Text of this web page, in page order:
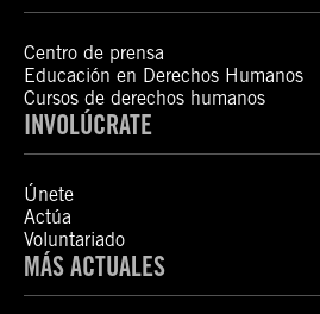
Centro de prensa
Educación en Derechos Humanos
Cursos de derechos humanos
INVOLÚCRATE
Únete
Actúa
Voluntariado
MÁS ACTUALES